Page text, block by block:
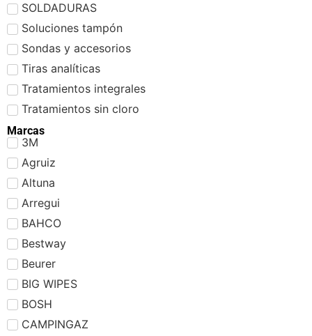
SOLDADURAS
Soluciones tampón
Sondas y accesorios
Tiras analíticas
Tratamientos integrales
Tratamientos sin cloro
Marcas
3M
Agruiz
Altuna
Arregui
BAHCO
Bestway
Beurer
BIG WIPES
BOSH
CAMPINGAZ